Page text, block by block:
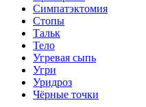
Симпатэктомия
Стопы
Тальк
Тело
Угревая сыпь
Угри
Уридроз
Чёрные точки